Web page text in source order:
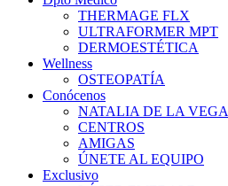
THERMAGE FLX
ULTRAFORMER MPT
DERMOESTÉTICA
Wellness
OSTEOPATÍA
Conócenos
NATALIA DE LA VEGA
CENTROS
AMIGAS
ÚNETE AL EQUIPO
Exclusivo